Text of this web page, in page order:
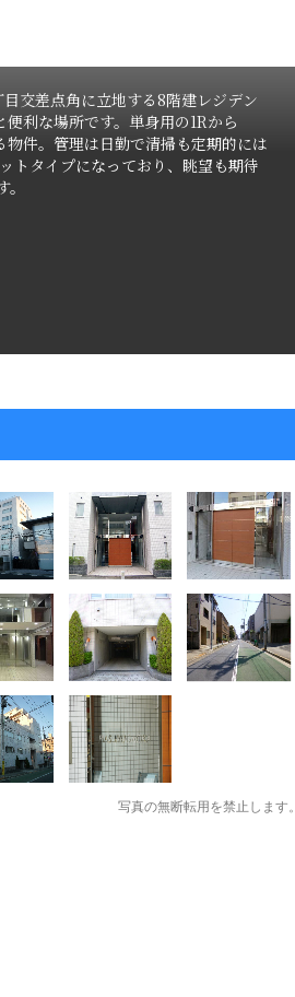
交差点角に立地する8階建レジデン
利な場所です。単身用の1Rから
件。管理は日勤で清掃も定期的には
トタイプになっており、眺望も期待
写真の無断転用を禁止します。